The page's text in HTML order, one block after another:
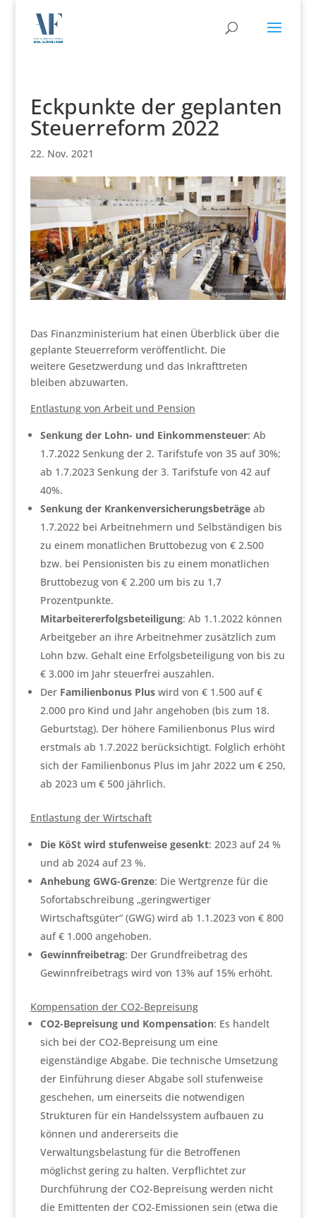
Eckpunkte der geplanten
Steuerreform 2022
22. Nov. 2021
Das Finanzministerium hat einen Überblick über die
geplante Steuerreform veröffentlicht. Die
weitere Gesetzwerdung und das Inkrafttreten
bleiben abzuwarten.
Entlastung von Arbeit und Pension
Senkung der Lohn- und Einkommensteuer: Ab
1.7.2022 Senkung der 2. Tarifstufe von 35 auf 30%;
ab 1.7.2023 Senkung der 3. Tarifstufe von 42 auf
40%.
Senkung der Krankenversicherungsbeträgeab
1.7.2022 bei Arbeitnehmern und Selbständigen bis
zu einem monatlichen Bruttobezug von € 2.500
bzw. bei Pensionisten bis zu einem monatlichen
Bruttobezug von € 2.200 um bis zu 1,7
Prozentpunkte.
Mitarbeitererfolgsbeteiligung: Ab 1.1.2022 können
Arbeitgeber an ihre Arbeitnehmer zusätzlich zum
Lohn bzw. Gehalt eine Erfolgsbeteiligung von bis zu
€ 3.000 im Jahr steuerfrei auszahlen.
Der Familienbonus Pluswird von € 1.500 auf €
2.000 pro Kind und Jahr angehoben (bis zum 18.
Geburtstag). Der höhere Familienbonus Plus wird
erstmals ab 1.7.2022 berücksichtigt. Folglich erhöht
sich der Familienbonus Plus im Jahr 2022 um € 250,
ab 2023 um € 500 jährlich.
Entlastung der Wirtschaft
Die KöSt wird stufenweise gesenkt: 2023 auf 24 %
und ab 2024 auf 23 %.
Anhebung GWG-Grenze: Die Wertgrenze für die
Sofortabschreibung „geringwertiger
Wirtschaftsgüter“ (GWG) wird ab 1.1.2023 von € 800
auf € 1.000 angehoben.
Gewinnfreibetrag: Der Grundfreibetrag des
Gewinnfreibetrags wird von 13% auf 15% erhöht.
Kompensation der CO2-Bepreisung
CO2-Bepreisung und Kompensation: Es handelt
sich bei der CO2-Bepreisung um eine
eigenständige Abgabe. Die technische Umsetzung
der Einführung dieser Abgabe soll stufenweise
geschehen, um einerseits die notwendigen
Strukturen für ein Handelssystem aufbauen zu
können und andererseits die
Verwaltungsbelastung für die Betroffenen
möglichst gering zu halten. Verpflichtet zur
Durchführung der CO2-Bepreisung werden nicht
die Emittenten der CO2-Emissionen sein (etwa die